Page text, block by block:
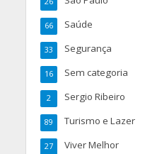
Saúde
66
Segurança
33
Sem categoria
16
Sergio Ribeiro
2
Turismo e Lazer
89
Viver Melhor
27